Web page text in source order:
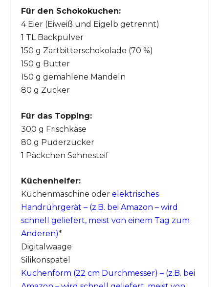
Für den Schokokuchen:
4 Eier (Eiweiß und Eigelb getrennt)
1 TL Backpulver
150 g Zartbitterschokolade (70 %)
150 g Butter
150 g gemahlene Mandeln
80 g Zucker
Für das Topping:
300 g Frischkäse
80 g Puderzucker
1 Päckchen Sahnesteif
Küchenhelfer:
Küchenmaschine oderelektrisches
Handrührgerät – (z.B. bei Amazon – wird
schnell geliefert, meist von einem Tag zum
Anderen)*
Digitalwaage
Silikonspatel
Kuchenform (22 cm Durchmesser) – (z.B. bei